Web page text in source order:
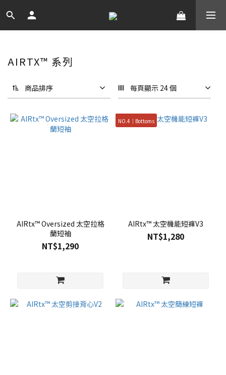
AIRTX™ 系列
商品排序 每頁顯示 24 個
AIRtx™ Oversized 太空拉格
蘭短袖
NT$1,290
NO.4｜Bottoms
AIRtx™ 太空機能短褲V3
NT$1,280